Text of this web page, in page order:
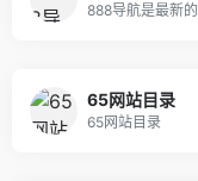
888导航是最新
65网站目录
65网站目录